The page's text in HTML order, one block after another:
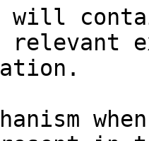
will
relevant